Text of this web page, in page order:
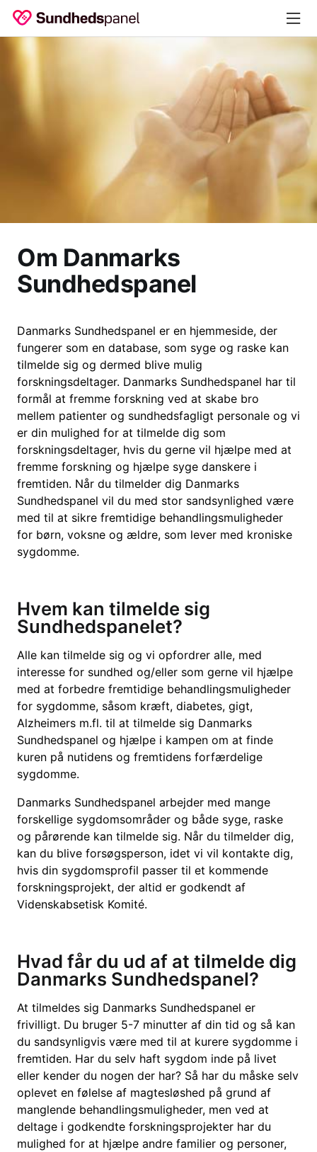
Om Danmarks
Sundhedspanel
Danmarks Sundhedspanel er en hjemmeside, der
fungerer som en database, som syge og raske kan
tilmelde sig og dermed blive mulig
forskningsdeltager. Danmarks Sundhedspanel har til
formål at fremme forskning ved at skabe bro
mellem patienter og sundhedsfagligt personale og vi
er din mulighed for at tilmelde dig som
forskningsdeltager, hvis du gerne vil hjælpe med at
fremme forskning og hjælpe syge danskere i
fremtiden. Når du tilmelder dig Danmarks
Sundhedspanel vil du med stor sandsynlighed være
med til at sikre fremtidige behandlingsmuligheder
for børn, voksne og ældre, som lever med kroniske
sygdomme.
Hvem kan tilmelde sig
Sundhedspanelet?
Alle kan tilmelde sig og vi opfordrer alle, med
interesse for sundhed og/eller som gerne vil hjælpe
med at forbedre fremtidige behandlingsmuligheder
for sygdomme, såsom kræft, diabetes, gigt,
Alzheimers m.fl. til at tilmelde sig Danmarks
Sundhedspanel og hjælpe i kampen om at finde
kuren på nutidens og fremtidens forfærdelige
sygdomme.
Danmarks Sundhedspanel arbejder med mange
forskellige sygdomsområder og både syge, raske
og pårørende kan tilmelde sig. Når du tilmelder dig,
kan du blive forsøgsperson, idet vi vil kontakte dig,
hvis din sygdomsprofil passer til et kommende
forskningsprojekt, der altid er godkendt af
Videnskabsetisk Komité.
Hvad får du ud af at tilmelde dig
Danmarks Sundhedspanel?
At tilmeldes sig Danmarks Sundhedspanel er
frivilligt. Du bruger 5-7 minutter af din tid og så kan
du sandsynligvis være med til at kurere sygdomme i
fremtiden. Har du selv haft sygdom inde på livet
eller kender du nogen der har? Så har du måske selv
oplevet en følelse af magtesløshed på grund af
manglende behandlingsmuligheder, men ved at
deltage i godkendte forskningsprojekter har du
mulighed for at hjælpe andre familier og personer,